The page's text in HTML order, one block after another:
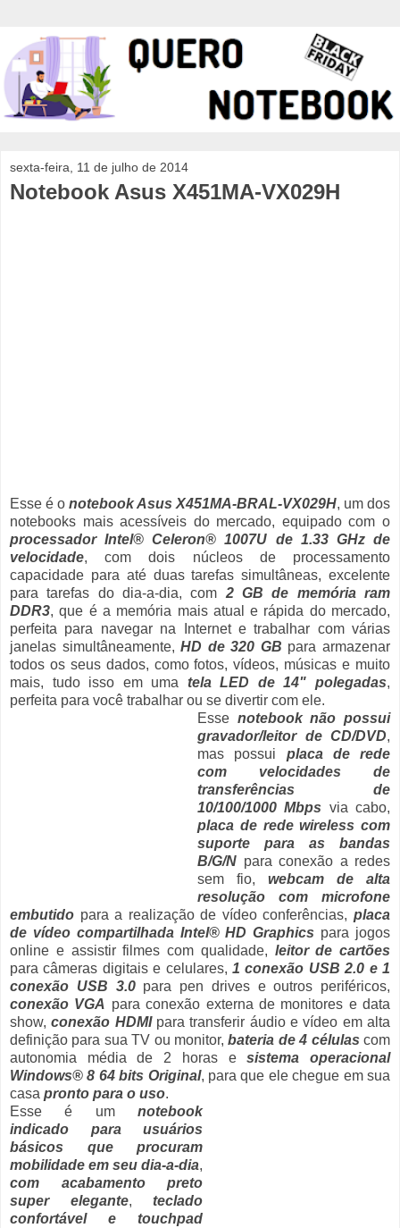
sexta-feira, 11 de julho de 2014
Notebook Asus X451MA-VX029H
Esse é o notebook Asus X451MA-BRAL-VX029H, um dos
notebooks mais acessíveis do mercado, equipado com o
processador Intel® Celeron® 1007U de 1.33 GHz de
velocidade, com dois núcleos de processamento
capacidade para até duas tarefas simultâneas, excelente
para tarefas do dia-a-dia, com2 GB de memória ram
DDR3, que é a memória mais atual e rápida do mercado,
perfeita para navegar na Internet e trabalhar com várias
janelas simultâneamente,HD de 320 GB para armazenar
todos os seus dados, como fotos, vídeos, músicas e muito
mais, tudo isso em uma tela LED de 14" polegadas,
perfeita para você trabalhar ou se divertir com ele.
Esse notebook não possui
gravador/leitor de CD/DVD,
mas possui placa de rede
com velocidades de
transferências de
10/100/1000 Mbps via cabo,
placa de rede wireless com
suporte para as bandas
B/G/N para conexão a redes
sem fio, webcam de alta
resolução com microfone
embutido para a realização de vídeo conferências, placa
de vídeo compartilhada Intel® HD Graphics para jogos
online e assistir filmes com qualidade, leitor de cartões
para câmeras digitais e celulares, 1 conexão USB 2.0 e 1
conexão USB 3.0para pen drives e outros periféricos,
conexão VGA para conexão externa de monitores e data
show,conexão HDMIpara transferir áudio e vídeo em alta
definição para sua TV ou monitor,bateria de 4 células com
autonomia média de 2 horas esistema operacional
Windows® 8 64 bits Original, para que ele chegue em sua
casa pronto para o uso.
Esse é um notebook
indicado para usuários
básicos que procuram
mobilidade em seu dia-a-dia,
com acabamento preto
super elegante, teclado
confortável e touchpad